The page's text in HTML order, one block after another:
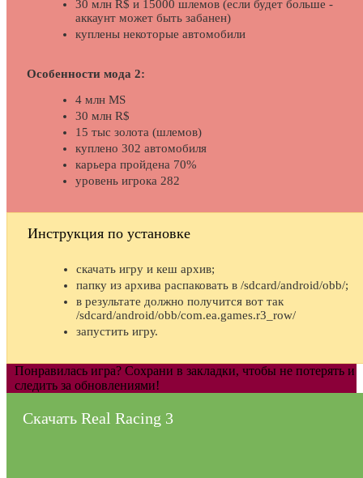
30 млн R$ и 15000 шлемов (если будет больше -
аккаунт может быть забанен)
куплены некоторые автомобили
Особенности мода 2:
4 млн MS
30 млн R$
15 тыс золота (шлемов)
куплено 302 автомобиля
карьера пройдена 70%
уровень игрока 282
Инструкция по установке
скачать игру и кеш архив;
папку из архива распаковать в /sdcard/android/obb/;
в результате должно получится вот так
/sdcard/android/obb/com.ea.games.r3_row/
запустить игру.
Понравилась игра? Сохрани в закладки, чтобы не потерять и
следить за обновлениями!
Скачать Real Racing 3